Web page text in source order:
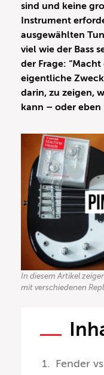
sind und keine
Instrument
ausgewählten
viel wie der Bass
der Frage: “Macht
eigentliche
darin, zu zeigen,
kann – oder eben
In diesem Artikel
mit verschiedenen
Fender